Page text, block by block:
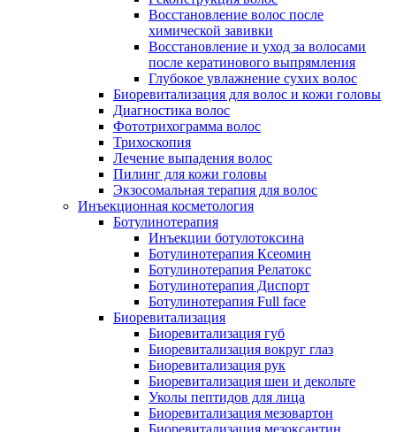
Восстановление волос после
химической завивки
Восстановление и уход за волосами
после кератинового выпрямления
Глубокое увлажнение сухих волос
Биоревитализация для волос и кожи головы
Диагностика волос
Фототрихограмма волос
Трихоскопия
Лечение выпадения волос
Пилинг для кожи головы
Экзосомальная терапия для волос
Инъекционная косметология
Ботулинотерапия
Инъекции ботулотоксина
Ботулинотерапия Ксеомин
Ботулинотерапия Релатокс
Ботулинотерапия Диспорт
Ботулинотерапия Full face
Биоревитализация
Биоревитализация губ
Биоревитализация вокруг глаз
Биоревитализация рук
Биоревитализация шеи и декольте
Уколы пептидов для лица
Биоревитализация мезовартон
Биоревитализация мезоксантин